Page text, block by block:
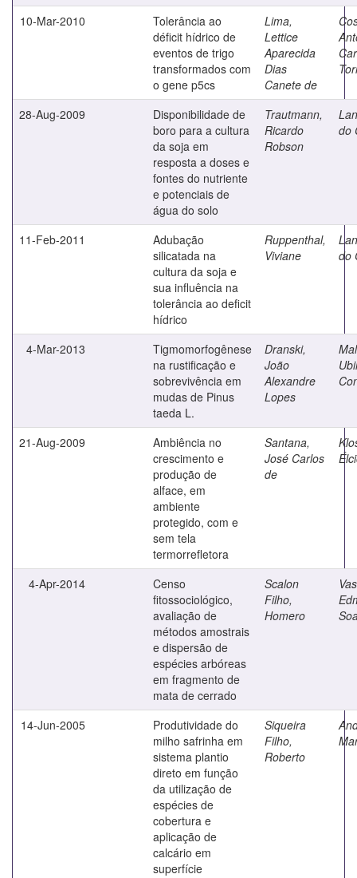
10-Mar-2010
Tolerância ao
déficit hídrico de
eventos de trigo
transformados com
o gene p5cs
Lima,
Lettice
Aparecida
Dias
Canete de
28-Aug-2009
Disponibilidade de
boro para a cultura
da soja em
resposta a doses e
fontes do nutriente
e potenciais de
água do solo
Trautmann,
Ricardo
Robson
do
11-Feb-2011
Adubação
silicatada na
cultura da soja e
sua influência na
tolerância ao deficit
hídrico
Ruppenthal,
Viviane
do
4-Mar-2013
Tigmomorfogênese
na rustificação e
sobrevivência em
mudas de Pinus
taeda L.
Dranski,
João
Alexandre
Lopes
21-Aug-2009
Ambiência no
crescimento e
produção de
alface, em
ambiente
protegido, com e
sem tela
termorrefletora
Santana,
José Carlos
de
4-Apr-2014
Censo
fitossociológico,
avaliação de
métodos amostrais
e dispersão de
espécies arbóreas
em fragmento de
mata de cerrado
Scalon
Filho,
Homero
14-Jun-2005
Produtividade do
milho safrinha em
sistema plantio
direto em função
da utilização de
espécies de
cobertura e
aplicação de
calcário em
superfície
Siqueira
Filho,
Roberto